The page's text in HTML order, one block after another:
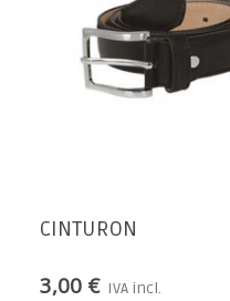
CINTURON
3,00 € IVA incl.